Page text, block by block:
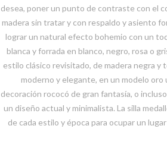
desea, poner un punto de contraste con el
madera sin tratar y con respaldo y asiento
lograr un natural efecto bohemio con un
blanca y forrada en blanco, negro, rosa o
estilo clásico revisitado, de madera negra y
moderno y elegante, en un modelo oro
decoración rococó de gran fantasía, o
un diseño actual y minimalista. La silla
de cada estilo y época para ocupar un